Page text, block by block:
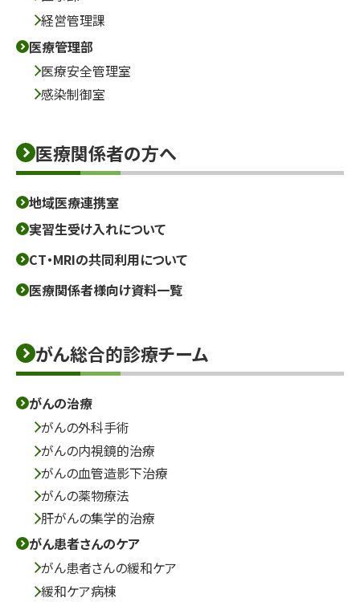
経営管理課
医療管理部
医療安全管理室
感染制御室
医療関係者の方へ
地域医療連携室
実習生受け入れについて
CT・MRIの共同利用について
医療関係者様向け資料一覧
がん総合的診療チーム
がんの治療
がんの外科手術
がんの内視鏡的治療
がんの血管造影下治療
がんの薬物療法
肝がんの集学的治療
がん患者さんのケア
がん患者さんの緩和ケア
緩和ケア病棟